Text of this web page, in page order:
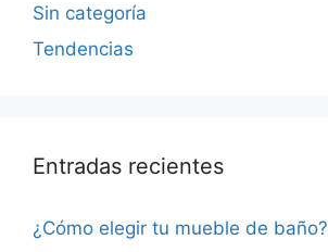
Sin categoría
Tendencias
Entradas recientes
¿Cómo elegir tu mueble de baño?